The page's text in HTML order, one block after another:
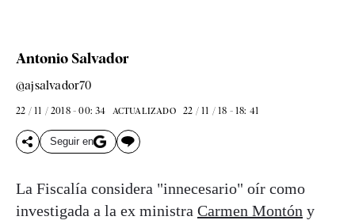
Antonio Salvador
@ajsalvador70
22 / 11 / 2018 - 00: 34 ACTUALIZADO 22 / 11 / 18 - 18: 41
Seguir en
La Fiscalía considera "innecesario" oír como
investigada a la ex ministra Carmen Montón y